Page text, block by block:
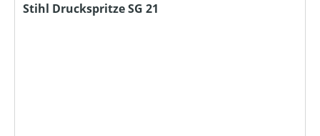
Stihl Druckspritze SG 21